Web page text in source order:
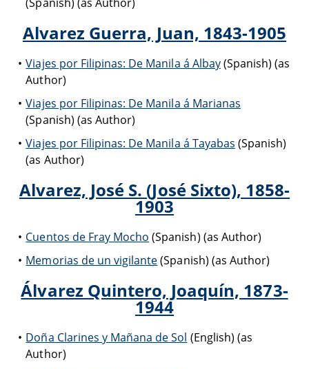
Alvarez Guerra, Juan, 1843-1905
Viajes por Filipinas: De Manila á Albay(Spanish) (as
Author)
Viajes por Filipinas: De Manila á Marianas
(Spanish) (as Author)
Viajes por Filipinas: De Manila á Tayabas (Spanish)
(as Author)
Alvarez, José S. (José Sixto), 1858-
1903
Cuentos de Fray Mocho (Spanish) (as Author)
Memorias de un vigilante(Spanish) (as Author)
Álvarez Quintero, Joaquín, 1873-
1944
Doña Clarines y Mañana de Sol (English) (as
Author)